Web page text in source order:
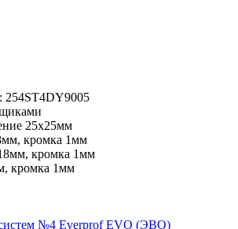
: 254ST4DY9005
25х25мм
кромка 1мм
кромка 1мм
кромка 1мм
№4 Everprof EVO (ЭВО)